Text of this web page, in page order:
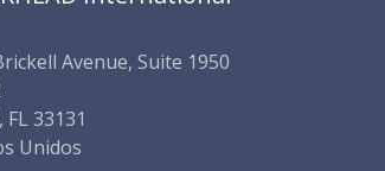
Avenue, Suite 1950
33131
Unidos